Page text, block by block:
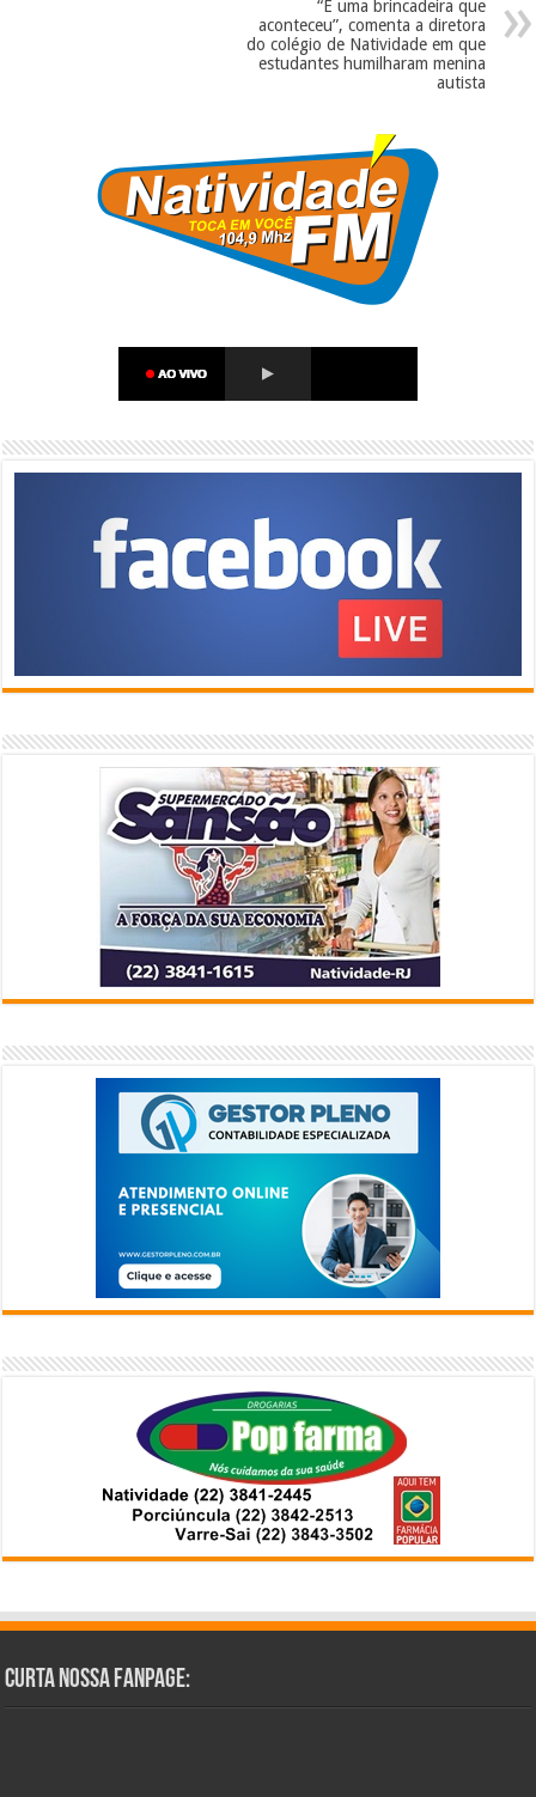
“É uma brincadeira que
aconteceu”, comenta a diretora
do colégio de Natividade em que
estudantes humilharam menina
autista
Curta Nossa Fanpage: